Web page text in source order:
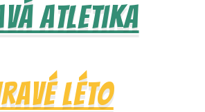
atletika
léto